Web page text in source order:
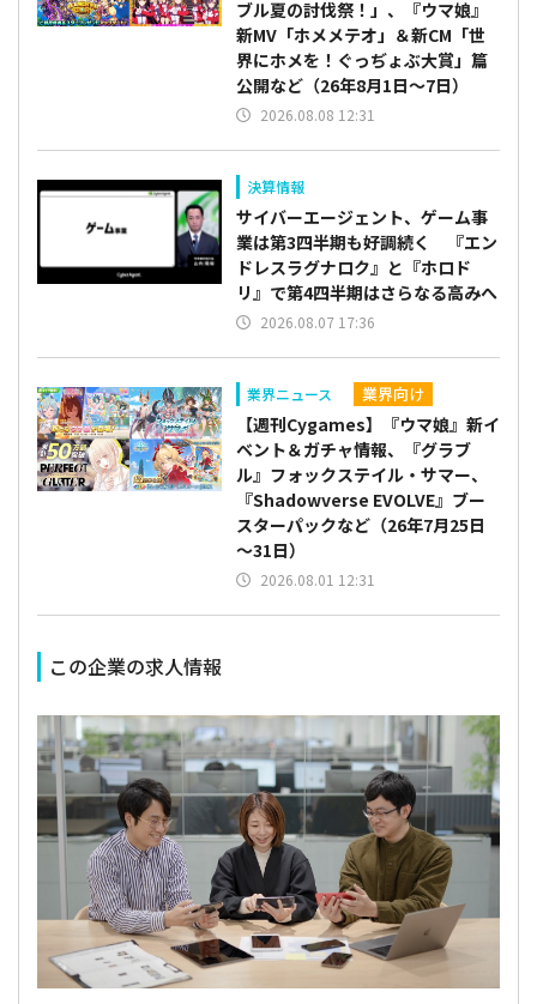
ブル夏の討伐祭！」、『ウマ娘』
新MV「ホメメテオ」＆新CM「世
界にホメを！ぐっぢょぶ大賞」篇
公開など（26年8月1日～7日）
2026.08.08 12:31
決算情報
サイバーエージェント、ゲーム事
業は第3四半期も好調続く 『エン
ドレスラグナロク』と『ホロド
リ』で第4四半期はさらなる高みへ
2026.08.07 17:36
業界ニュース 業界向け
【週刊Cygames】『ウマ娘』新イ
ベント＆ガチャ情報、『グラブ
ル』フォックステイル・サマー、
『Shadowverse EVOLVE』ブー
スターパックなど（26年7月25日
～31日）
2026.08.01 12:31
この企業の求人情報